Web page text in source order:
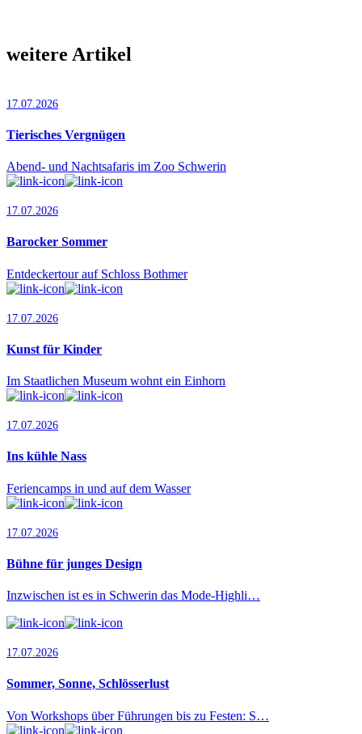
weitere Artikel
17.07.2026
Tierisches Vergnügen
Abend- und Nachtsafaris im Zoo Schwerin
17.07.2026
Barocker Sommer
Entdeckertour auf Schloss Bothmer
17.07.2026
Kunst für Kinder
Im Staatlichen Museum wohnt ein Einhorn
17.07.2026
Ins kühle Nass
Feriencamps in und auf dem Wasser
17.07.2026
Bühne für junges Design
Inzwischen ist es in Schwerin das Mode-Highli…
17.07.2026
Sommer, Sonne, Schlösserlust
Von Workshops über Führungen bis zu Festen: S…